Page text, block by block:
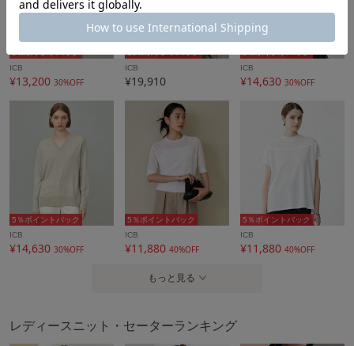
ICB
¥13,200 30%OFF
ICB
¥19,910
ICB
¥14,630 30%OFF
5％ポイントバック
ICB
¥14,630 30%OFF
5％ポイントバック
ICB
¥11,880 40%OFF
5％ポイントバック
ICB
¥11,880 40%OFF
もっと見る
レディースニット・セーターランキング